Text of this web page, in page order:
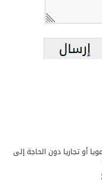
أو تجاريا دون الحاجة إلى